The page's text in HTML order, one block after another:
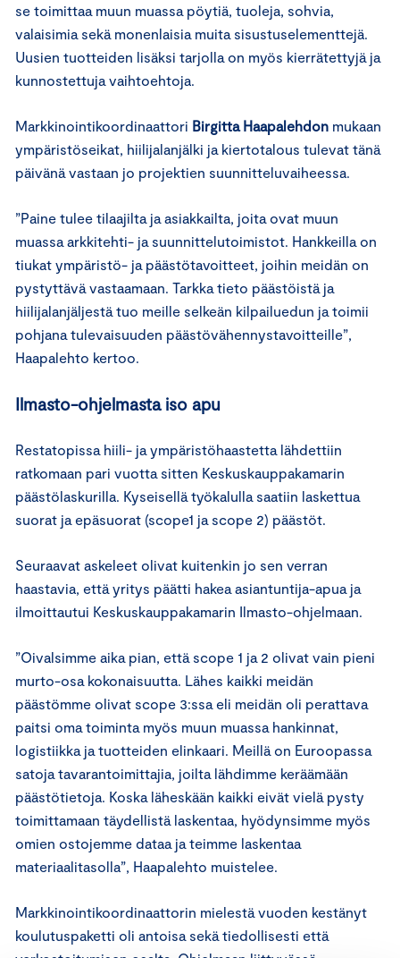
se toimittaa muun muassa pöytiä, tuoleja, sohvia,
valaisimia sekä monenlaisia muita sisustuselementtejä.
Uusien tuotteiden lisäksi tarjolla on myös kierrätettyjä ja
kunnostettuja vaihtoehtoja.
Markkinointikoordinaattori Birgitta Haapalehdon mukaan
ympäristöseikat, hiilijalanjälki ja kiertotalous tulevat tänä
päivänä vastaan jo projektien suunnitteluvaiheessa.
”Paine tulee tilaajilta ja asiakkailta, joita ovat muun
muassa arkkitehti- ja suunnittelutoimistot. Hankkeilla on
tiukat ympäristö- ja päästötavoitteet, joihin meidän on
pystyttävä vastaamaan. Tarkka tieto päästöistä ja
hiilijalanjäljestä tuo meille selkeän kilpailuedun ja toimii
pohjana tulevaisuuden päästövähennystavoitteille”,
Haapalehto kertoo.
Ilmasto-ohjelmasta iso apu
Restatopissa hiili- ja ympäristöhaastetta lähdettiin
ratkomaan pari vuotta sitten Keskuskauppakamarin
päästölaskurilla. Kyseisellä työkalulla saatiin laskettua
suorat ja epäsuorat (scope1 ja scope 2) päästöt.
Seuraavat askeleet olivat kuitenkin jo sen verran
haastavia, että yritys päätti hakea asiantuntija-apua ja
ilmoittautui Keskuskauppakamarin Ilmasto-ohjelmaan.
”Oivalsimme aika pian, että scope 1 ja 2 olivat vain pieni
murto-osa kokonaisuutta. Lähes kaikki meidän
päästömme olivat scope 3:ssa eli meidän oli perattava
paitsi oma toiminta myös muun muassa hankinnat,
logistiikka ja tuotteiden elinkaari. Meillä on Euroopassa
satoja tavarantoimittajia, joilta lähdimme keräämään
päästötietoja. Koska läheskään kaikki eivät vielä pysty
toimittamaan täydellistä laskentaa, hyödynsimme myös
omien ostojemme dataa ja teimme laskentaa
materiaalitasolla”, Haapalehto muistelee.
Markkinointikoordinaattorin mielestä vuoden kestänyt
koulutuspaketti oli antoisa sekä tiedollisesti että